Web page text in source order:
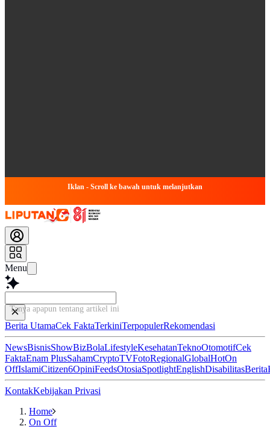
Iklan - Scroll ke bawah untuk melanjutkan
Menu
Tanya apapun tentang artikel ini...
Berita UtamaCek FaktaTerkiniTerpopulerRekomendasi
NewsBisnisShowBizBolaLifestyleKesehatanTeknoOtomotifCek
FaktaEnam PlusSahamCryptoTVFotoRegionalGlobalHotOn
OffIslamiCitizen6OpiniFeedsOtosiaSpotlightEnglishDisabilitasBerita
KontakKebijakan Privasi
Home
On Off